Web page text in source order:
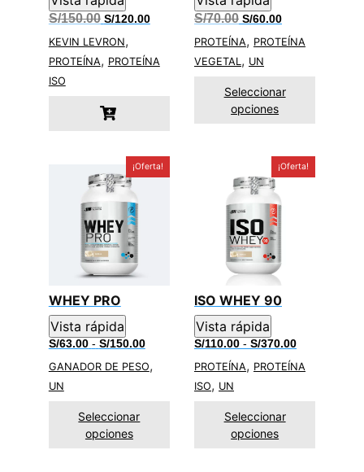
S/150.00 El
precio
original
S/150.00.
S/120.00El
precio
S/120.00.
KEVIN LEVRON,
PROTEÍNA, PROTEÍNA
ISO
S/70.00 El
precio
original
S/70.00.
S/60.00El
precio
actual
PROTEÍNA, PROTEÍNA
VEGETAL , UN
Seleccionar
opciones
¡Oferta!
WHEY PRO
Vista rápida
S/63.00 - S/150.00Rango
precios:
GANADOR DE PESO,
UN
Seleccionar
opciones
¡Oferta!
ISO WHEY 90
Vista rápida
S/110.00 - S/370.00Rango
precios:
PROTEÍNA, PROTEÍNA
ISO, UN
Seleccionar
opciones